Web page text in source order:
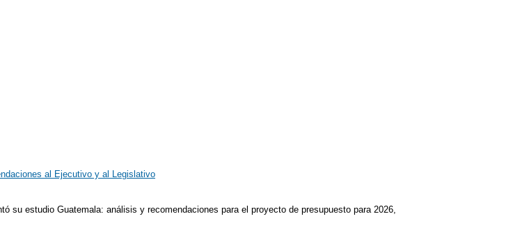
al Ejecutivo y al Legislativo
estudio Guatemala: análisis y recomendaciones para el proyecto de presupuesto para 2026,